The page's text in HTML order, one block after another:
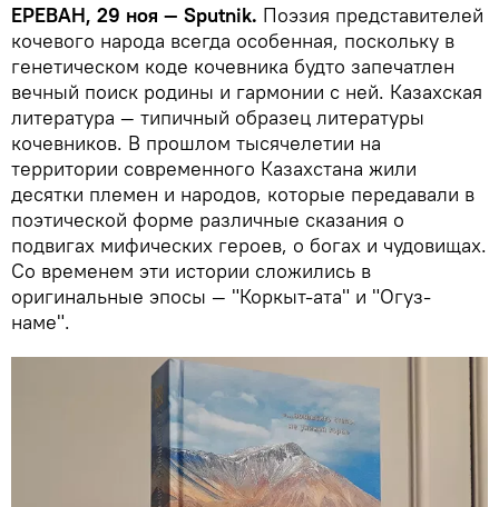
ЕРЕВАН, 29 ноя — Sputnik. Поэзия представителей
кочевого народа всегда особенная, поскольку в
генетическом коде кочевника будто запечатлен
вечный поиск родины и гармонии с ней. Казахская
литература — типичный образец литературы
кочевников. В прошлом тысячелетии на
территории современного Казахстана жили
десятки племен и народов, которые передавали в
поэтической форме различные сказания о
подвигах мифических героев, о богах и чудовищах.
Со временем эти истории сложились в
оригинальные эпосы — "Коркыт-ата" и "Огуз-
наме".